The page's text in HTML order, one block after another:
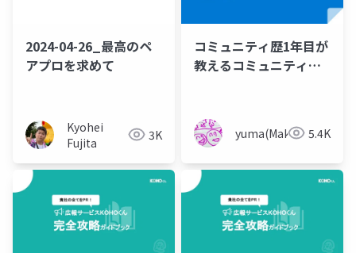
2024-04-26_最高のペ
アプロを求めて
Kyohei
Fujita
3K
コミュニティ歴1年目が
教えるコミュニティの
yuma(Maki) 5.4K